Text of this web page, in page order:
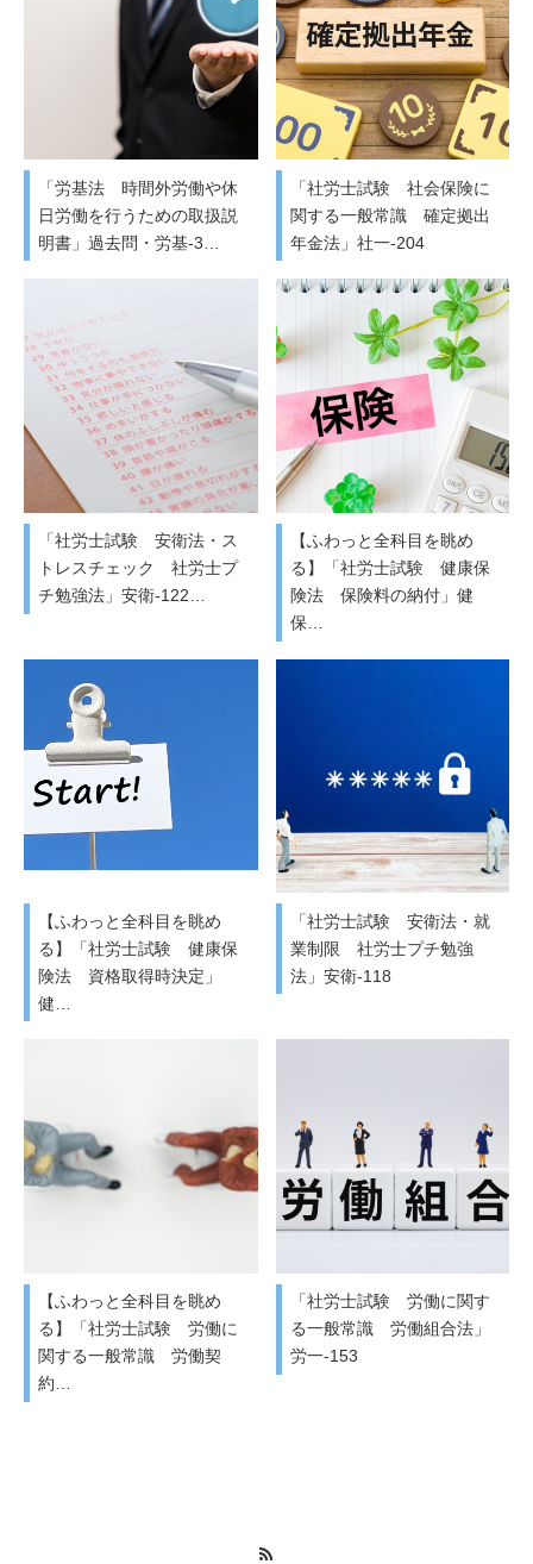
「労基法 時間外労働や休
日労働を行うための取扱説
明書」過去問・労基-3…
「社労士試験 社会保険に
関する一般常識 確定拠出
年金法」社一-204
「社労士試験 安衛法・ス
トレスチェック 社労士プ
チ勉強法」安衛-122…
【ふわっと全科目を眺め
る】「社労士試験 健康保
険法 保険料の納付」健
保…
【ふわっと全科目を眺め
る】「社労士試験 健康保
険法 資格取得時決定」
健…
「社労士試験 安衛法・就
業制限 社労士プチ勉強
法」安衛-118
【ふわっと全科目を眺め
る】「社労士試験 労働に
関する一般常識 労働契
約…
「社労士試験 労働に関す
る一般常識 労働組合法」
労一-153